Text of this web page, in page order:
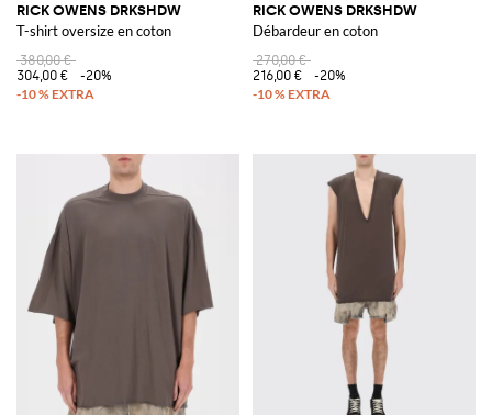
RICK OWENS DRKSHDW
T-shirt oversize en coton
380,00 €
304,00 €
-20%
RICK OWENS DRKSHDW
Débardeur en coton
270,00 €
216,00 €
-20%